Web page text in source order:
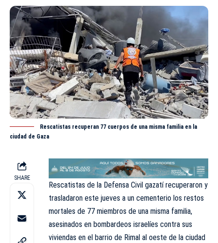
Rescatistas recuperan 77 cuerpos de una misma familia en la
ciudad de Gaza
SHARE
Rescatistas de la Defensa Civil gazatírecuperaron y
trasladaron este jueves a un cementerio los restos
mortales de 77 miembros de una misma familia,
asesinados en bombardeos israelíes contra sus
viviendas en el barrio de Rimal al oeste de la ciudad